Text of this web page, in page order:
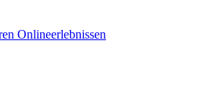
Onlineerlebnissen